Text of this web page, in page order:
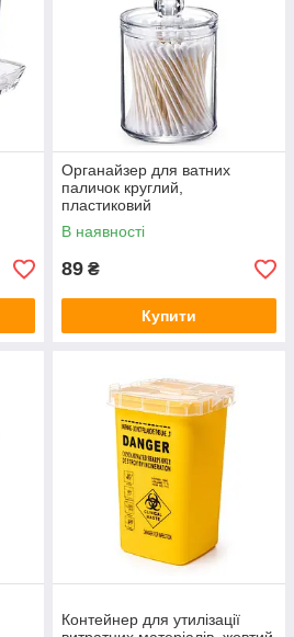
Органайзер для ватних
паличок круглий,
пластиковий
В наявності
89 ₴
Купити
Контейнер для утилізації